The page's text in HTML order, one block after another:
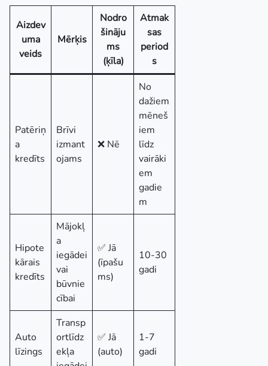
Aizdev
uma
veids
Mērķis
Nodro
šināju
ms
(ķīla)
Atmak
sas
period
s
Patēriņ
a
kredīts
Brīvi
izmant
ojams
❌ Nē
No
dažiem
mēneš
iem
līdz
vairāki
em
gadie
m
Hipote
kārais
kredīts
Mājokļ
a
iegādei
vai
būvnie
cībai
✅ Jā
(īpašu
ms)
10-30
gadi
Auto
līzings
Transp
ortlīdz
ekļa
✅ Jā
(auto)
1-7
gadi